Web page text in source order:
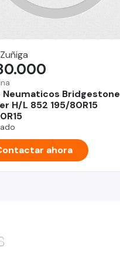
Neumaticos Bridgestone
H/L 852 195/80R15
ahora